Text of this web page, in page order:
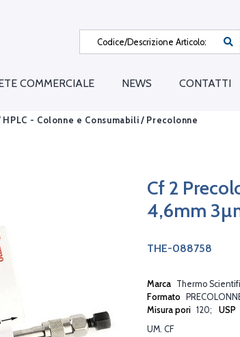
COMMERCIALE NEWS CONTATTI
HPLC - Colonne e Consumabili / Precolonne
Cf 2
4,6mm
THE-088758
Marca Thermo
Formato
Misura pori 120 USP
UM. CF